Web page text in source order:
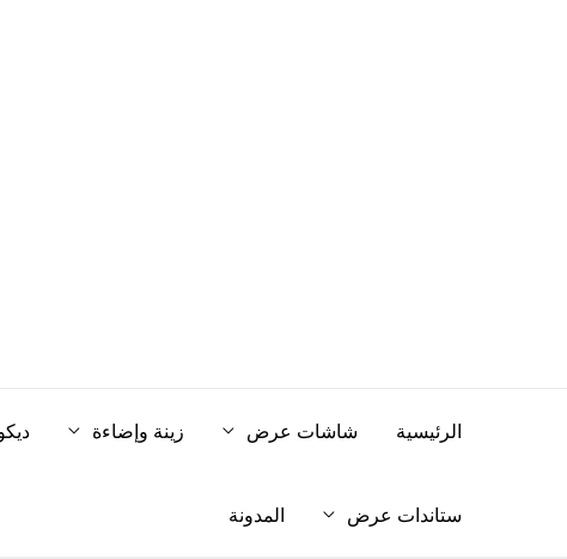
الرئيسية شاشات عرض زينة وإضاءة
ستاندات عرض المدونة